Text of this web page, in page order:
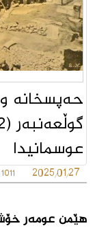
حەپسخانە
عوسمانیدا
2025/01/27
1011
هێمن عومەر